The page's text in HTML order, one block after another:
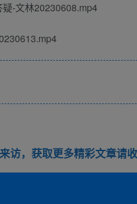
战‬播答疑-文林20230608.mp4
战‬疑20230613.mp4
访，获取更多精彩文章请收